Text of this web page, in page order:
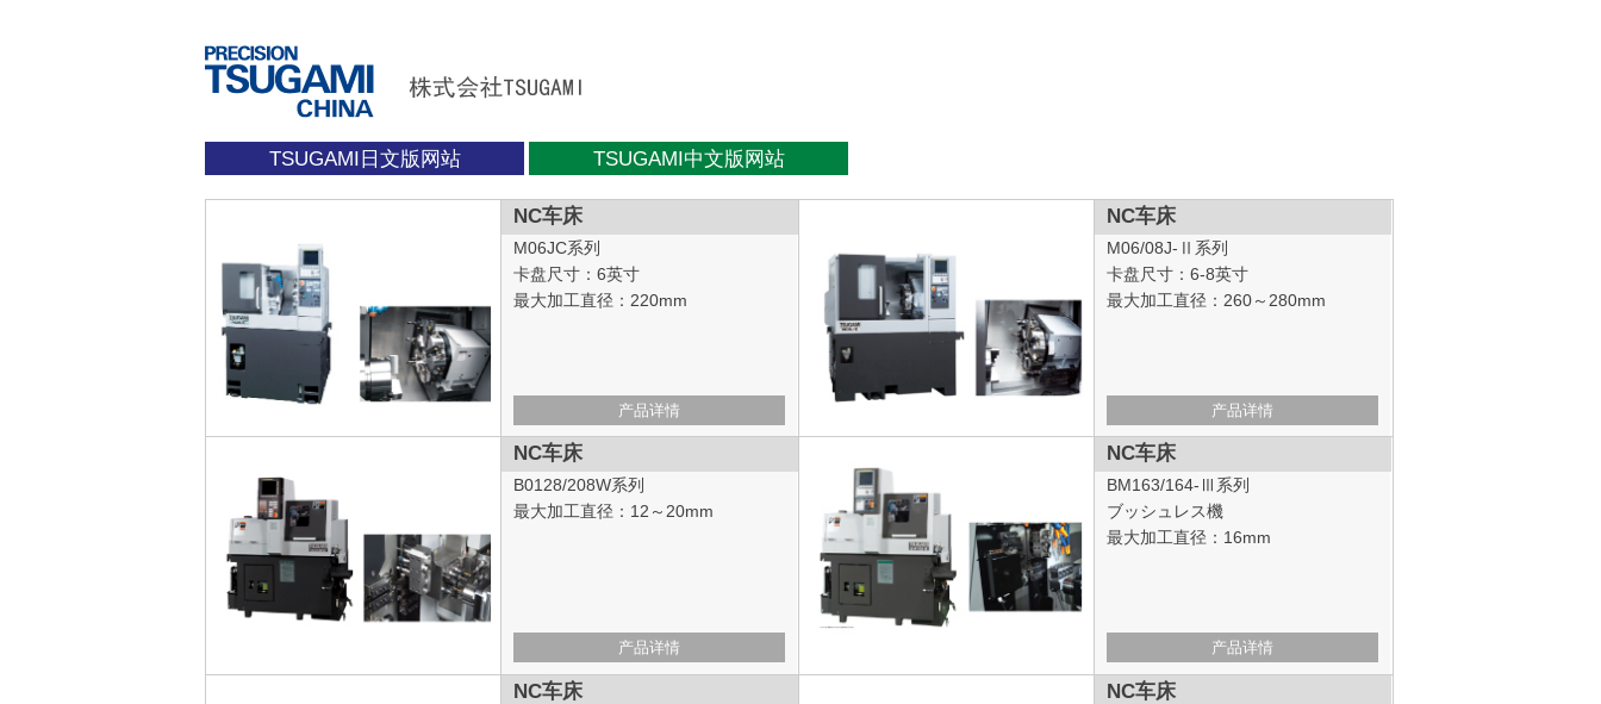
TSUGAMI日文版网站 TSUGAMI中文版网站
NC车床
M06JC系列
卡盘尺寸：6英寸
最大加工直径：220mm
产品详情
NC车床
M06/08J-Ⅱ系列
卡盘尺寸：6-8英寸
最大加工直径：260～280mm
产品详情
NC车床
B0128/208W系列
最大加工直径：12～20mm
产品详情
NC车床
BM163/164-Ⅲ系列
ブッシュレス機
最大加工直径：16mm
产品详情
NC车床 NC车床